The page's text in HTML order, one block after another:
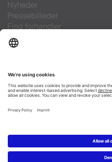
Nyheder
Pressebilleder
Find forhandler
Kontakt
FAQs
Facebook
YouTube
Copyright © 2026 Duravit AG